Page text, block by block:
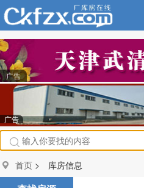
广告
广告
首页 > 库房信息